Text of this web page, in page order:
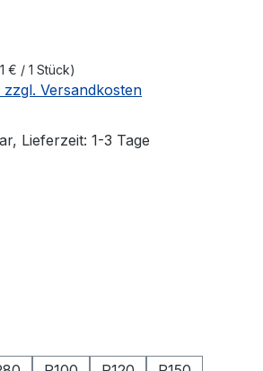
€ / 1 Stück)
Versandkosten
Lieferzeit: 1-3 Tage